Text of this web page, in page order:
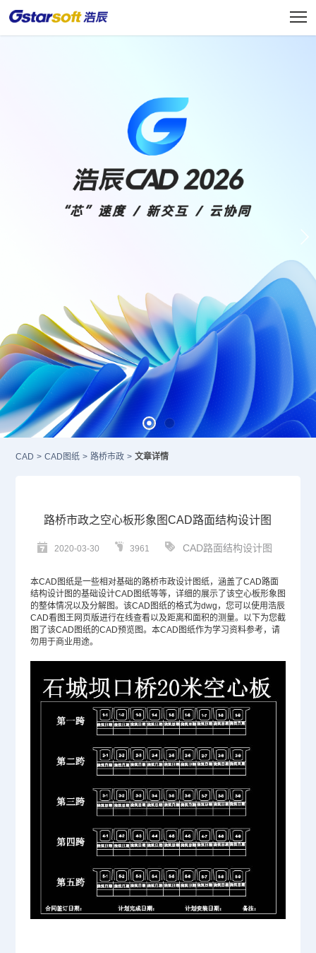
CAD > CAD图纸 > 路桥市政 > 文章详情
路桥市政之空心板形象图CAD路面结构设计图
2020-03-30 3961 CAD路面结构设计图
本CAD图纸是一些相对基础的路桥市政设计图纸，涵盖了CAD路面
结构设计图的基础设计CAD图纸等等，详细的展示了该空心板形象图
的整体情况以及分解图。该CAD图纸的格式为dwg，您可以使用浩辰
CAD看图王网页版进行在线查看以及距离和面积的测量。以下为您截
图了该CAD图纸的CAD预览图。本CAD图纸作为学习资料参考，请
勿用于商业用途。